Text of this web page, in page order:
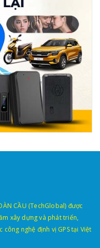
CẦU (TechGlobal) được
xây dựng và phát triển,
nghệ định vị GPS tại Việt